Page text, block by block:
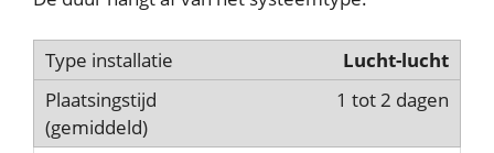
Lucht-lucht
1 tot 2 dagen